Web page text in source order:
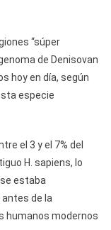
“súper
de Denisovan
hoy en día, según
especie
el 3 y el 7% del
H. sapiens, lo
estaba
de la
humanos modernos